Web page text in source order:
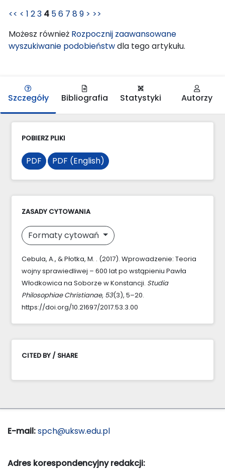
<< < 1 23 4 56 7 89 > >>
Możesz również Rozpocznij zaawansowane
wyszukiwanie podobieństwdla tego artykułu.
Szczegóły Bibliografia Statystyki Autorzy
POBIERZ PLIKI
PDF PDF (English)
ZASADY CYTOWANIA
Formaty cytowań
Cebula, A., & Płotka, M. . (2017). Wprowadzenie: Teoria
wojny sprawiedliwej – 600 lat po wstąpieniu Pawła
Włodkowica na Soborze w Konstancji. Studia
Philosophiae Christianae, 53(3), 5–20.
https://doi.org/10.21697/2017.53.3.00
CITED BY / SHARE
E-mail:spch@uksw.edu.pl
Adres korespondencyjny redakcji: